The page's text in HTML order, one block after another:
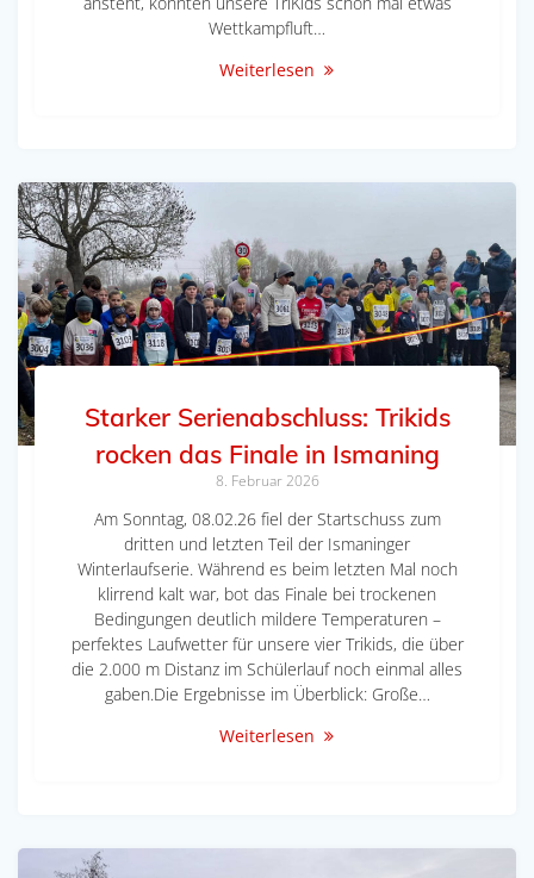
Wettkampfluft…
Weiterlesen
Starker Serienabschluss: Trikids
rocken das Finale in Ismaning
8. Februar 2026
Am Sonntag, 08.02.26 fiel der Startschuss zum
dritten und letzten Teil der Ismaninger
Winterlaufserie. Während es beim letzten Mal noch
klirrend kalt war, bot das Finale bei trockenen
Bedingungen deutlich mildere Temperaturen –
perfektes Laufwetter für unsere vier Trikids, die über
die 2.000 m Distanz im Schülerlauf noch einmal alles
gaben.Die Ergebnisse im Überblick: Große…
Weiterlesen